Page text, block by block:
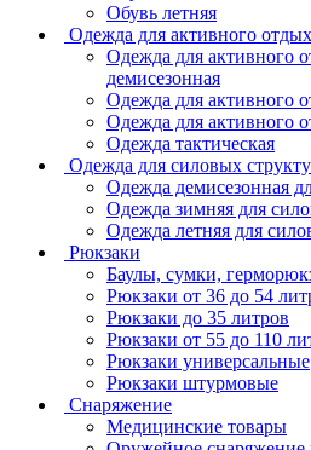
Обувь летняя
Одежда для активного
Одежда для активного
демисезонная
Одежда для активного
Одежда для активного
Одежда тактическая
Одежда для силовых
Одежда демисезонная
Одежда зимняя для
Одежда летняя для
Рюкзаки
Баулы, сумки,
Рюкзаки от 36 до 54
Рюкзаки до 35 литров
Рюкзаки от 55 до 110
Рюкзаки универсальные
Рюкзаки штурмовые
Снаряжение
Медицинские товары